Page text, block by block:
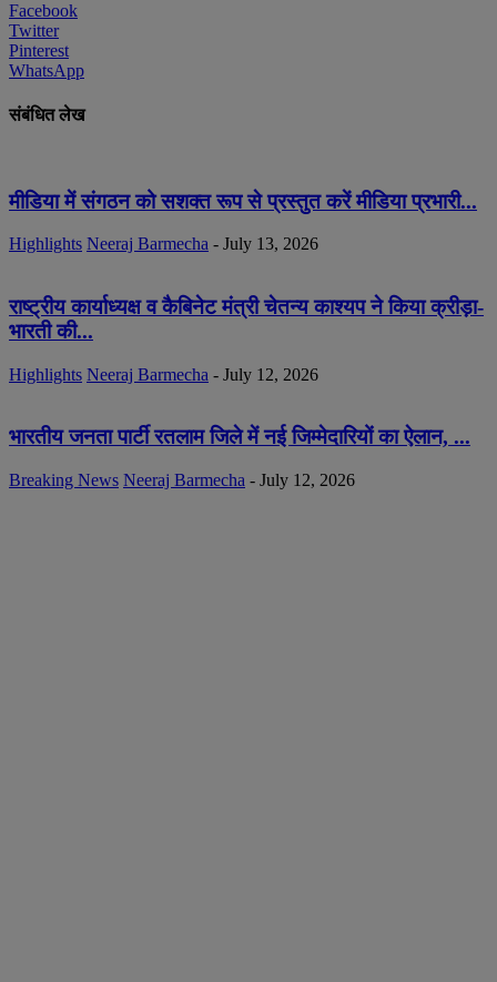
Facebook
Twitter
Pinterest
WhatsApp
संबंधित लेख
मीडिया में संगठन को सशक्त रूप से प्रस्तुत करें मीडिया प्रभारी...
Highlights Neeraj Barmecha - July 13, 2026
राष्ट्रीय कार्याध्यक्ष व कैबिनेट मंत्री चेतन्य काश्यप ने किया क्रीड़ा-
भारती की...
Highlights Neeraj Barmecha - July 12, 2026
भारतीय जनता पार्टी रतलाम जिले में नई जिम्मेदारियों का ऐलान, ...
Breaking News Neeraj Barmecha - July 12, 2026